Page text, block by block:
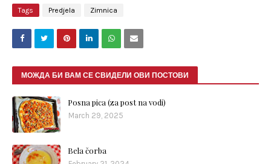
Tags Predjela Zimnica
МОЖДА БИ ВАМ СЕ СВИДЕЛИ ОВИ ПОСТОВИ
Posna pica (za post na vodi)
March 29, 2025
Bela čorba